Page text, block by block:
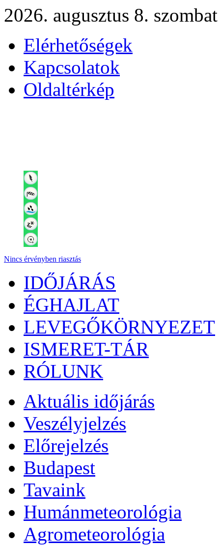
2026. augusztus 8. szombat
Elérhetőségek
Kapcsolatok
Oldaltérkép
Nincs érvényben riasztás
IDŐJÁRÁS
ÉGHAJLAT
LEVEGŐKÖRNYEZET
ISMERET-TÁR
RÓLUNK
Aktuális időjárás
Veszélyjelzés
Előrejelzés
Budapest
Tavaink
Humánmeteorológia
Agrometeorológia